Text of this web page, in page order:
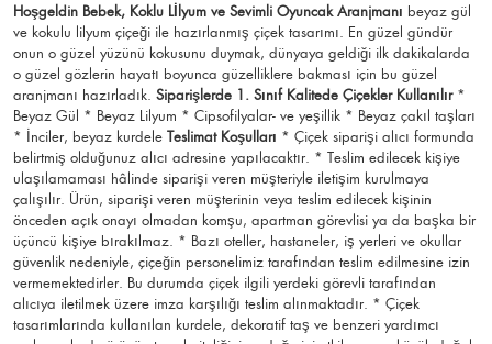
Hoşgeldin Bebek, Koklu Lİlyum ve Sevimli Oyuncak Aranjmanı beyaz gül
ve kokulu lilyum çiçeği ile hazırlanmış çiçek tasarımı. En güzel gündür
onun o güzel yüzünü kokusunu duymak, dünyaya geldiği ilk dakikalarda
o güzel gözlerin hayatı boyunca güzelliklere bakması için bu güzel
aranjmanı hazırladık. Siparişlerde 1. Sınıf Kalitede Çiçekler Kullanılır*
Beyaz Gül * Beyaz Lilyum * Cipsofilyalar- ve yeşillik * Beyaz çakıl taşları
* İnciler, beyaz kurdele Teslimat Koşulları * Çiçek siparişi alıcı formunda
belirtmiş olduğunuz alıcı adresine yapılacaktır. * Teslim edilecek kişiye
ulaşılamaması hâlinde siparişi veren müşteriyle iletişim kurulmaya
çalışılır. Ürün, siparişi veren müşterinin veya teslim edilecek kişinin
önceden açık onayı olmadan komşu, apartman görevlisi ya da başka bir
üçüncü kişiye bırakılmaz. * Bazı oteller, hastaneler, iş yerleri ve okullar
güvenlik nedeniyle, çiçeğin personelimiz tarafından teslim edilmesine izin
vermemektedirler. Bu durumda çiçek ilgili yerdeki görevli tarafından
alıcıya iletilmek üzere imza karşılığı teslim alınmaktadır. * Çiçek
tasarımlarında kullanılan kurdele, dekoratif taş ve benzeri yardımcı